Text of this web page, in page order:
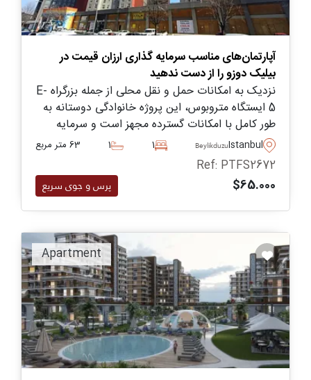
آپارتمان‌های مناسب سرمایه گذاری ارزان قیمت در
بیلیک دوزو را از دست ندهید
نزدیک به امکانات حمل و نقل محلی از جمله بزرگراه E-
5 ایستگاه متروبوس، این پروژه خانوادگی دوستانه به
طور کامل با امکانات گسترده مجهز است و سرمایه
گذاری هوشمندانه ای در بیلیک دوزو ایجاد می کند -
پروژه ای که باید دید.
Istanbul
Beylikduzu
1
1 63 متر مربع
Ref: PTFS2672
$65.000 پرس و جوی سریع
Apartment